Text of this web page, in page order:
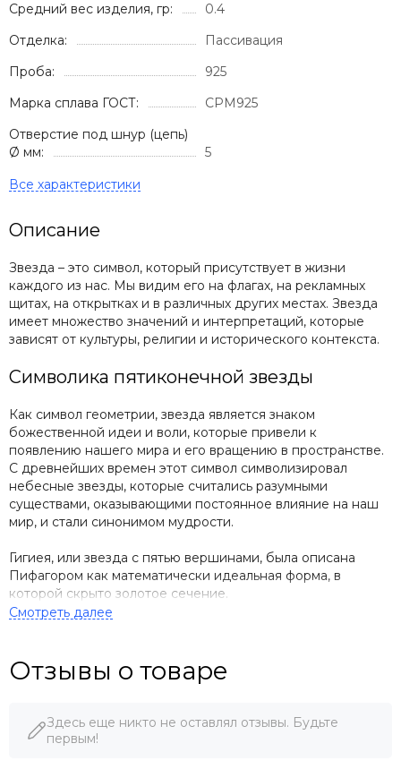
Средний вес изделия, гр:
0.4
Отделка:
Пассивация
Проба:
925
Марка сплава ГОСТ:
СРМ925
Отверстие под шнур (цепь)
Ø мм:
5
Описание
Звезда – это символ, который присутствует в жизни
каждого из нас. Мы видим его на флагах, на рекламных
щитах, на открытках и в различных других местах. Звезда
имеет множество значений и интерпретаций, которые
зависят от культуры, религии и исторического контекста.
Символика пятиконечной звезды
Как символ геометрии, звезда является знаком
божественной идеи и воли, которые привели к
появлению нашего мира и его вращению в пространстве.
С древнейших времен этот символ символизировал
небесные звезды, которые считались разумными
существами, оказывающими постоянное влияние на наш
мир, и стали синонимом мудрости.
Гигиея, или звезда с пятью вершинами, была описана
Пифагором как математически идеальная форма, в
которой скрыто золотое сечение.
«Витрувианском человеке» Леонардо да Винчи и рисунке
Агриппы Неттесгеймского.
Этот символ имел различные значения в разных культурах:
в Древнем Риме он был связан с богом войны Марсом, у
Отзывы о товаре
Здесь еще никто не оставлял отзывы. Будьте
первым!